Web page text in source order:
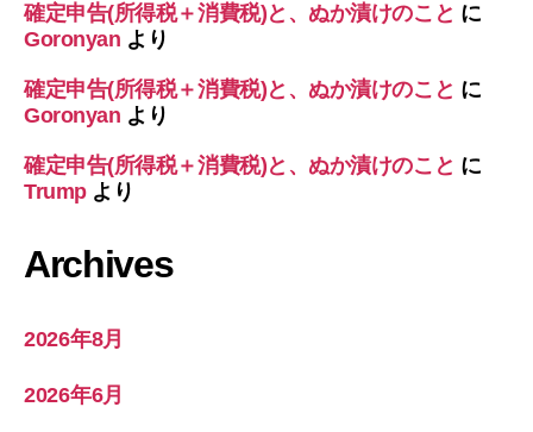
確定申告(所得税＋消費税)と、ぬか漬けのこと に
Goronyan より
確定申告(所得税＋消費税)と、ぬか漬けのこと に
Goronyan より
確定申告(所得税＋消費税)と、ぬか漬けのこと に
Trumpより
Archives
2026年8月
2026年6月